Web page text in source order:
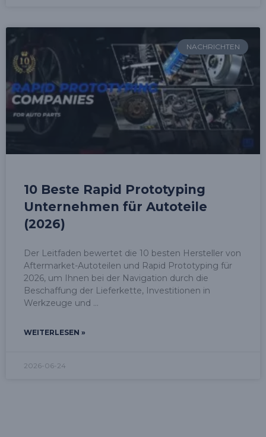
NACHRICHTEN
10 Beste Rapid Prototyping
Unternehmen für Autoteile
(2026)
Der Leitfaden bewertet die 10 besten Hersteller von
Aftermarket-Autoteilen und Rapid Prototyping für
2026, um Ihnen bei der Navigation durch die
Beschaffung der Lieferkette, Investitionen in
Werkzeuge und
WEITERLESEN »
2026-06-24